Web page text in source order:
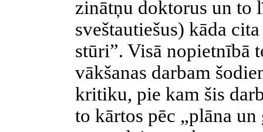
zinātņu doktorus un to
sveštautiešus) kāda
stūri”. Visā nopietnībā
vākšanas darbam
kritiku, pie kam šis
to kārtos pēc „plāna